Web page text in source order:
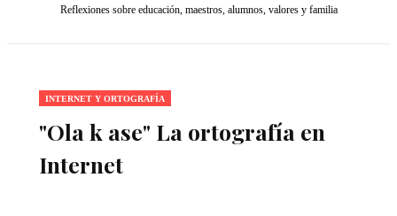
Reflexiones sobre educación, maestros, alumnos, valores y familia
INTERNET Y ORTOGRAFÍA
"Ola k ase" La ortografía en
Internet